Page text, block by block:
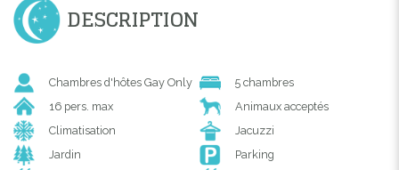
DESCRIPTION
Chambres d'hôtes Gay Only
5 chambres
16 pers. max
Animaux acceptés
Climatisation
Jacuzzi
Jardin
Parking